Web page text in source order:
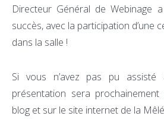
Directeur Général de Webinage
succès, avec la participation d’une
dans la salle !
Si vous n’avez pas pu
présentation sera
blog et sur le site internet de la